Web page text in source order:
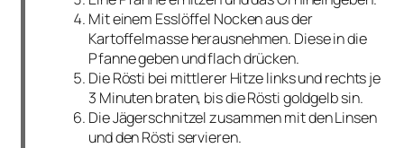
Mit einem Esslöffel Nocken aus der
Kartoffelmasse herausnehmen. Diese in die
Pfanne geben und flach drücken.
Die Rösti bei mittlerer Hitze links und rechts je
3 Minuten braten, bis die Rösti goldgelb sin.
Die Jägerschnitzel zusammen mit den Linsen
und den Rösti servieren.